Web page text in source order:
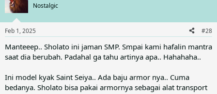
Nostalgic
Feb 1, 2025 #28
Manteeep.. Sholato ini jaman SMP. Smpai kami hafalin mantra
saat dia berubah. Padahal ga tahu artinya apa.. Hahahaha..
Ini model kyak Saint Seiya.. Ada baju armor nya.. Cuma
bedanya. Sholato bisa pakai armornya sebagai alat transport